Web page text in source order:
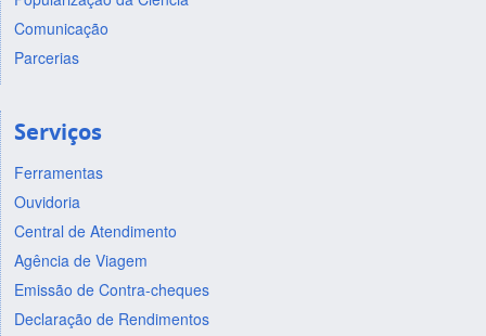
Comunicação
Parcerias
Serviços
Ferramentas
Ouvidoria
Central de Atendimento
Agência de Viagem
Emissão de Contra-cheques
Declaração de Rendimentos